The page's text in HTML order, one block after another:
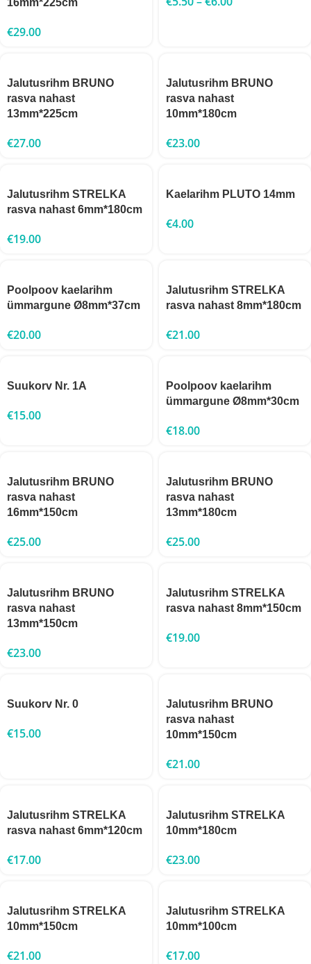
€29.00
Jalutusrihm BRUNO
rasva nahast
13mm*225cm
€27.00
Jalutusrihm BRUNO
rasva nahast
10mm*180cm
€23.00
Jalutusrihm STRELKA
rasva nahast 6mm*180cm
€19.00
Kaelarihm PLUTO 14mm
€4.00
Poolpoov kaelarihm
ümmargune Ø8mm*37cm
€20.00
Jalutusrihm STRELKA
rasva nahast 8mm*180cm
€21.00
Suukorv Nr. 1A
€15.00
Poolpoov kaelarihm
ümmargune Ø8mm*30cm
€18.00
Jalutusrihm BRUNO
rasva nahast
16mm*150cm
€25.00
Jalutusrihm BRUNO
rasva nahast
13mm*180cm
€25.00
Jalutusrihm BRUNO
rasva nahast
13mm*150cm
€23.00
Jalutusrihm STRELKA
rasva nahast 8mm*150cm
€19.00
Suukorv Nr. 0
€15.00
Jalutusrihm BRUNO
rasva nahast
10mm*150cm
€21.00
Jalutusrihm STRELKA
rasva nahast 6mm*120cm
€17.00
Jalutusrihm STRELKA
10mm*180cm
€23.00
Jalutusrihm STRELKA
10mm*150cm
€21.00
Jalutusrihm STRELKA
10mm*100cm
€17.00